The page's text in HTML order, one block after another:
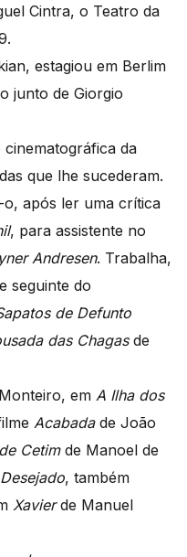
Cintra, o Teatro da
estagiou em Berlim
junto de Giorgio
da
que lhe sucederam.
após ler uma crítica
, para assistente no
Andresen. Trabalha,
seguinte do
de Defunto
das Chagasde
em A Ilha dos
Acabadade João
Cetimde Manoel de
, também
Xavierde Manuel